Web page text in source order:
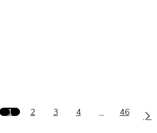
1 2 3 4 … 46